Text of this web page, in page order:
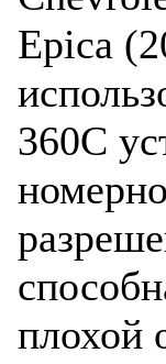
Epica
360C
плохой